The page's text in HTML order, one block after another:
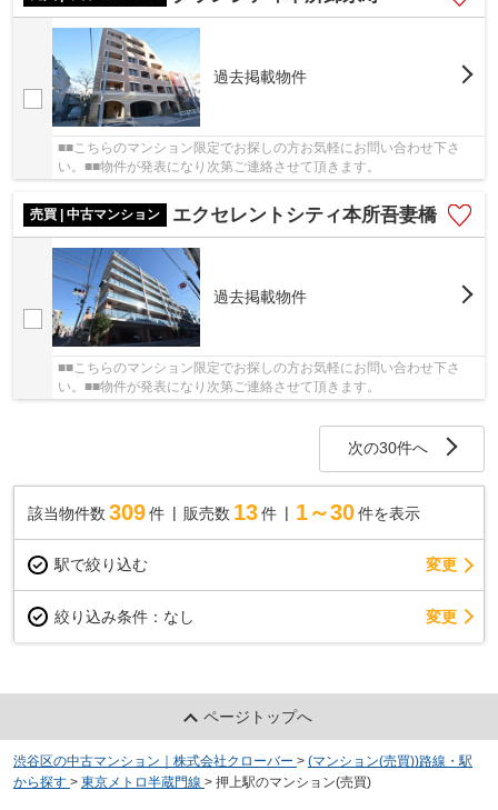
過去掲載物件
■■こちらのマンション限定でお探しの方お気軽にお問い合わせ下さ
い。■■物件が発表になり次第ご連絡させて頂きます。
売買 | 中古マンション エクセレントシティ本所吾妻橋
過去掲載物件
■■こちらのマンション限定でお探しの方お気軽にお問い合わせ下さ
い。■■物件が発表になり次第ご連絡させて頂きます。
次の30件へ
該当物件数 309件 販売数 13 件 1～30 件を表示
駅で絞り込む 変更
絞り込み条件： なし 変更
ページトップへ
渋谷区の中古マンション｜株式会社クローバー > (マンション(売買))路線・駅
から探す > 東京メトロ半蔵門線 > 押上駅のマンション(売買)